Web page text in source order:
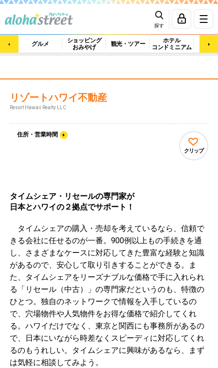
探す
グルメ
ショッピング
おみやげ
観光・ツアー
ホテル
コンドミニアム
マッ
リゾートハワイ不動産
Resort Hawaii Realty LLC
住所・営業時間
クリップ
タイムシェア・リセールの専門家が
日本とハワイの２拠点でサポート！
タイムシェアの購入・売却を考えているなら、信頼で
きる会社に任せるのが一番。900例以上もの手続きを通
し、さまざまなケースに対応してきた豊富な経験と知識
があるので、安心して取り引きすることができる。ま
た、タイムシェアをリーズナブルな価格で手に入れられ
る「リセール（中古）」の専門家だというのも、特徴の
ひとつ。独自のネットワークで情報を入手しているの
で、穴場物件や人気物件をお得な価格で紹介してくれ
る。ハワイだけでなく、東京と関西にも事務所があるの
で、日本にいながら時差なくスピーディに対応してくれ
るのもうれしい。タイムシェアに興味があるなら、まず
は気軽に相談してみよう。